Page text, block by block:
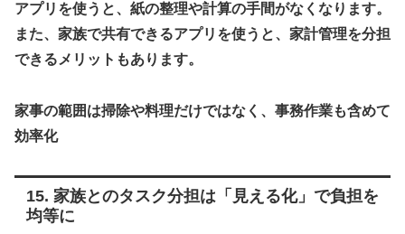
アプリを使うと、紙の整理や計算の手間がなくなります。
また、家族で共有できるアプリを使うと、家計管理を分担
できるメリットもあります。
家事の範囲は掃除や料理だけではなく、事務作業も含めて
効率化
15. 家族とのタスク分担は「見える化」で負担を
均等に